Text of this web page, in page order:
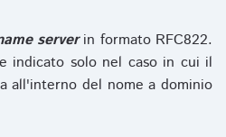
serverin formato RFC822.
indicato solo nel caso in cui il
all'interno del nome a dominio